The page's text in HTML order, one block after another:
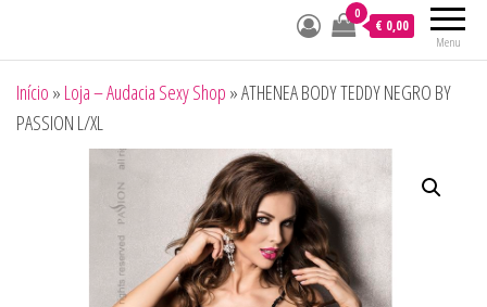
Menu
0
€ 0,00
Início » Loja – Audacia Sexy Shop »ATHENEA BODY TEDDY NEGRO BY
PASSION L/XL